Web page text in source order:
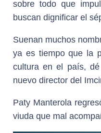
sobre todo que
buscan dignificar el
Suenan muchos
ya es tiempo que la
cultura en el país,
nuevo director del
Paty Manterola
viuda que mal